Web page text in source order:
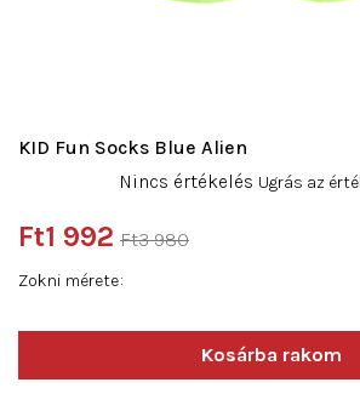
Zokni mérete
Ft3 980
Ft1 992
KID Fun Socks Blue Alien
átlagos
értékelése
5-
Nincs értékelés Ugrás az